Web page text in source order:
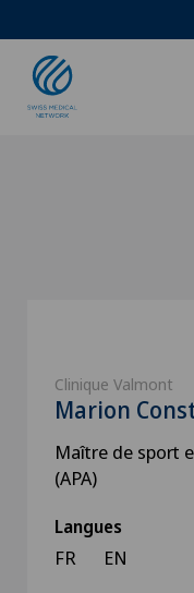
Clinique Valmont
Marion
Maître de sport
(APA)
Langues
FR EN